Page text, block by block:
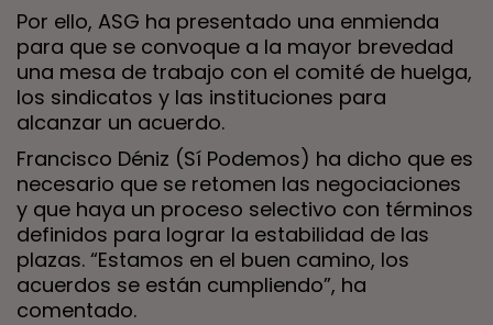
Por ello, ASG ha presentado una enmienda
para que se convoque a la mayor brevedad
una mesa de trabajo con el comité de huelga,
los sindicatos y las instituciones para
alcanzar un acuerdo.
Francisco Déniz (Sí Podemos) ha dicho que es
necesario que se retomen las negociaciones
y que haya un proceso selectivo con términos
definidos para lograr la estabilidad de las
plazas. “Estamos en el buen camino, los
acuerdos se están cumpliendo”, ha
comentado.